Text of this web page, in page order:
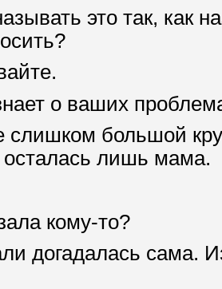
это так, как
о ваших
слишком большой
лишь мама.
кому-то?
догадалась сама.